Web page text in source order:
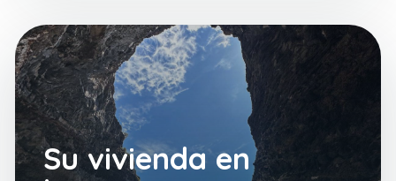
Su vivienda en